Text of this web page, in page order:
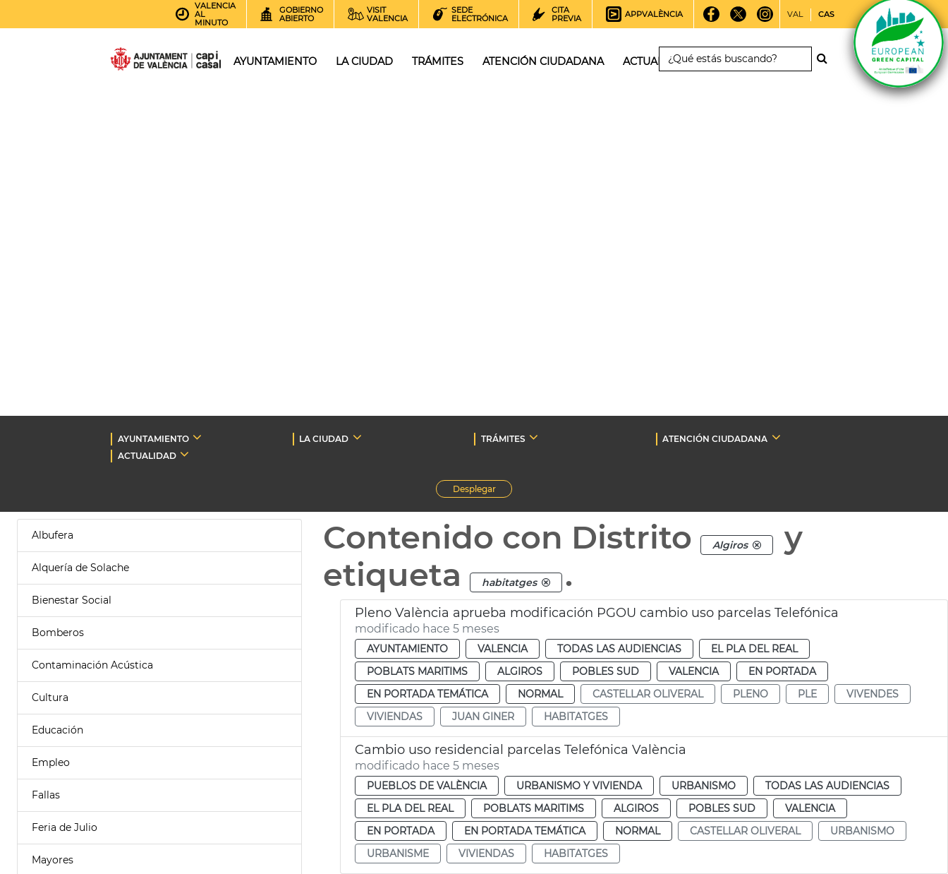
VALENCIA
AL
MINUTO
GOBIERNO
ABIERTO
VISIT
VALENCIA
SEDE
ELECTRÓNICA
CITA
PREVIA
APPVALÈNCIA VAL CAS
AYUNTAMIENTO LA CIUDAD TRÁMITES ATENCIÓN CIUDADANA ACTUALIDAD
AYUNTAMIENTO LA CIUDAD TRÁMITES
ATENCIÓN CIUDADANA
ACTUALIDAD
Desplegar
Albufera
Alquería de Solache
Bienestar Social
Bomberos
Contaminación Acústica
Cultura
Educación
Empleo
Fallas
Feria de Julio
Mayores
Contenido con Distrito Algiros
y
etiqueta
habitatges .
Pleno València aprueba modificación PGOU cambio uso parcelas Telefónica
modificado hace 5 meses
AYUNTAMIENTO VALENCIA TODAS LAS AUDIENCIAS
EL PLA DEL REAL
POBLATS MARITIMS
ALGIROS POBLES SUD VALENCIA
EN PORTADA
EN PORTADA TEMÁTICA
NORMAL CASTELLAR OLIVERAL PLENO PLE
VIVENDES
VIVIENDAS
JUAN GINER HABITATGES
Cambio uso residencial parcelas Telefónica València
modificado hace 5 meses
PUEBLOS DE VALÈNCIA URBANISMO Y VIVIENDA URBANISMO
TODAS LAS AUDIENCIAS
EL PLA DEL REAL
POBLATS MARITIMS ALGIROS POBLES SUD
VALENCIA
EN PORTADA
EN PORTADA TEMÁTICA NORMAL CASTELLAR OLIVERAL
URBANISMO
URBANISME
VIVIENDAS HABITATGES